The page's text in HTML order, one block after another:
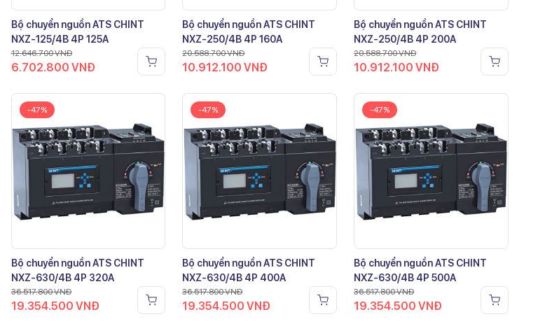
Bộ chuyển nguồn ATS CHINT
NXZ-125/4B 4P 125A
12.646.700VNĐ
6.702.800 VNĐ
Bộ chuyển nguồn ATS CHINT
NXZ-250/4B 4P 160A
20.588.700VNĐ
10.912.100VNĐ
Bộ chuyển nguồn ATS CHINT
NXZ-250/4B 4P 200A
20.588.700VNĐ
10.912.100VNĐ
-47%
Bộ chuyển nguồn ATS CHINT
NXZ-630/4B 4P 320A
36.517.800VNĐ
19.354.500 VNĐ
-47%
Bộ chuyển nguồn ATS CHINT
NXZ-630/4B 4P 400A
36.517.800VNĐ
19.354.500VNĐ
-47%
Bộ chuyển nguồn ATS CHINT
NXZ-630/4B 4P 500A
36.517.800VNĐ
19.354.500VNĐ